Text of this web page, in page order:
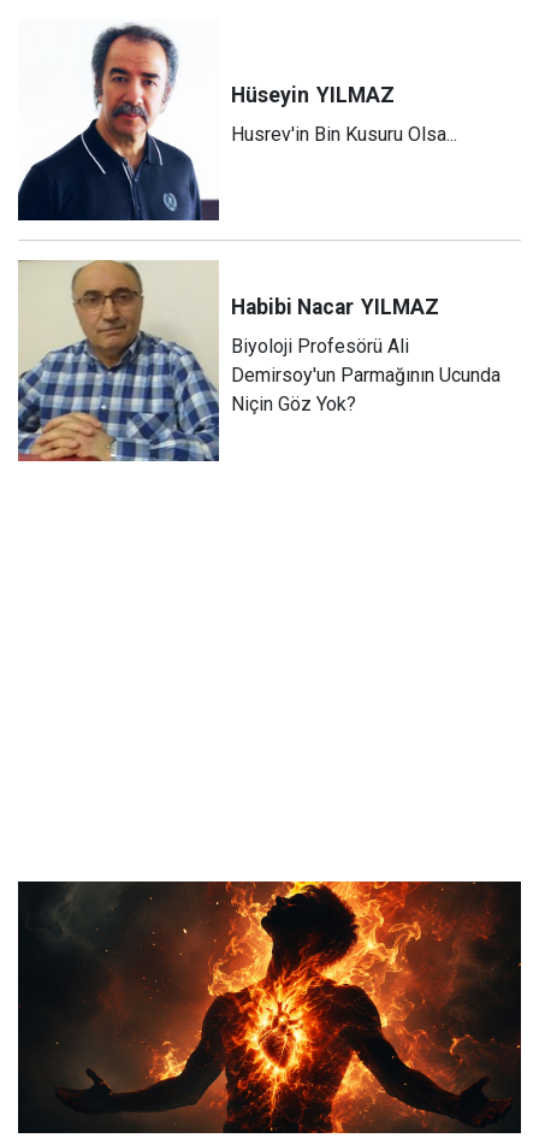
Hüseyin YILMAZ
Husrev'in Bin Kusuru Olsa...
Habibi Nacar YILMAZ
Biyoloji Profesörü Ali
Demirsoy'un Parmağının Ucunda
Niçin Göz Yok?